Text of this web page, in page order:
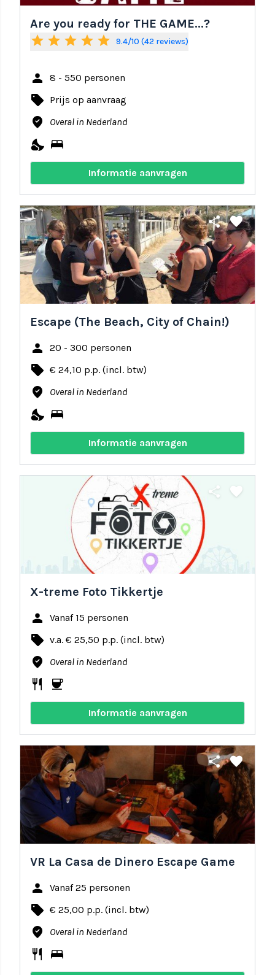
Are you ready for THE GAME...?
star star star star star 9.4/10 (42 reviews)
person 8 - 550 personen
local_offer Prijs op aanvraag
where_to_vote Overal in Nederland
nights_stay bed
Informatie aanvragen
share favorite
Escape (The Beach, City of Chain!)
person 20 - 300 personen
local_offer € 24,10 p.p. (incl. btw)
where_to_vote Overal in Nederland
nights_stay bed
Informatie aanvragen
share favorite
X-treme Foto Tikkertje
person Vanaf 15 personen
local_offer v.a. € 25,50 p.p. (incl. btw)
where_to_vote Overal in Nederland
restaurant coffee
Informatie aanvragen
share favorite
VR La Casa de Dinero Escape Game
person Vanaf 25 personen
local_offer € 25,00 p.p. (incl. btw)
where_to_vote Overal in Nederland
restaurant bed